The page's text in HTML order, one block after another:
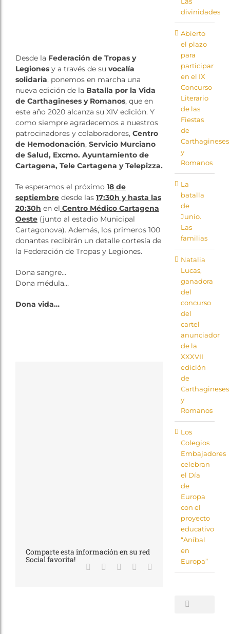
Desde la Federación de Tropas y
Legiones y a través de su vocalía
solidaria, ponemos en marcha una
nueva edición de la Batalla por la Vida
de Carthagineses y Romanos, que en
este año 2020 alcanza su XIV edición. Y
como siempre agradecemos a nuestros
patrocinadores y colaboradores, Centro
de Hemodonación, Servicio Murciano
de Salud, Excmo. Ayuntamiento de
Cartagena, Tele Cartagena y Telepizza.
Te esperamos el próximo 18 de
septiembre desde las 17:30h y hasta las
20:30h en el Centro Médico Cartagena
Oeste (junto al estadio Municipal
Cartagonova). Además, los primeros 100
donantes recibirán un detalle cortesía de
la Federación de Tropas y Legiones.
Dona sangre…
Dona médula…
Dona vida…
Comparte esta información en su red
Social favorita!
Facebook LinkedInWhatsApp
electrónico
divinidades
Abierto
el plazo
para
participar
en el IX
Concurso
Literario
de las
Fiestas
de
Carthagineses
y
Romanos
La
batalla
de
Junio.
Las
familias
Natalia
Lucas,
ganadora
del
concurso
del
cartel
anunciador
de la
XXXVII
edición
de
Carthagineses
y
Romanos
Los
Colegios
Embajadores
celebran
el Día
de
Europa
con el
proyecto
educativo
“Aníbal
en
Europa”
Buscar: